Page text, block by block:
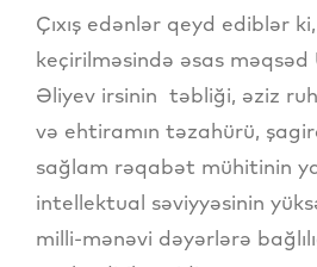
Çıxış edənlər qeyd ediblər ki,
keçirilməsində əsas
Əliyev irsinin təbliği, əziz
və ehtiramın təzahürü,
sağlam rəqabət mühitinin
intellektual səviyyəsinin
milli-mənəvi dəyərlərə